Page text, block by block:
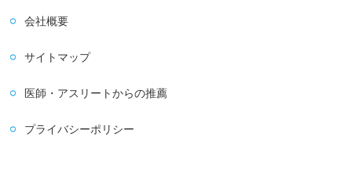
会社概要
サイトマップ
医師・アスリートからの推薦
プライバシーポリシー